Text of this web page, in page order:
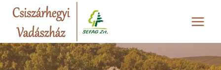
Skip
content